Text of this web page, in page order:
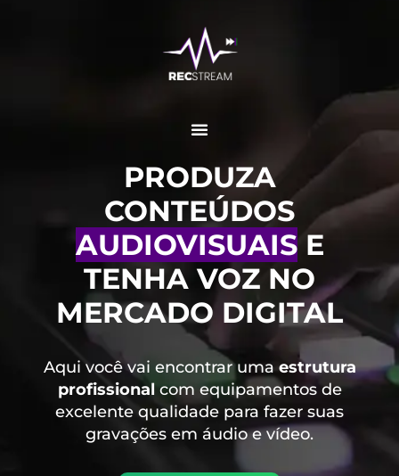
PRODUZA
CONTEÚDOS
AUDIOVISUAISE
TENHA VOZ NO
MERCADO DIGITAL
Aqui você vai encontrar uma estrutura
profissional com equipamentos de
excelente qualidade para fazer suas
gravações em áudio e vídeo.